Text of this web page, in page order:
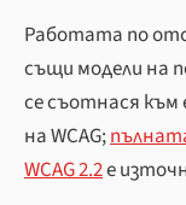
Работата по
същи модели на
се съотнася към
на WCAG;
WCAG 2.2е